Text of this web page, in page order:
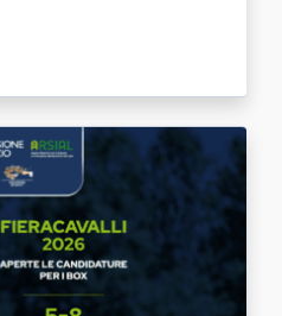
E ARSIAL HANNO